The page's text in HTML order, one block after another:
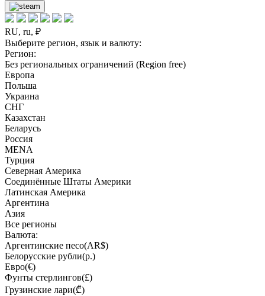
RU, ru, ₽
Выберите регион, язык и валюту:
Регион:
Без региональных ограничений (Region free)
Европа
Польша
Украина
СНГ
Казахстан
Беларусь
Россия
MENA
Турция
Северная Америка
Соединённые Штаты Америки
Латинская Америка
Аргентина
Азия
Все регионы
Валюта:
Аргентинские песо(AR$)
Белорусские рубли(р.)
Евро(€)
Фунты стерлингов(£)
Грузинские лари(₾)